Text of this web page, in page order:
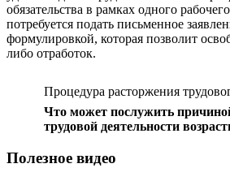
обязательства в рамках одного
потребуется подать письменное
формулировкой, которая позволит
либо отработок.
Процедура расторжения
Что может послужить
трудовой деятельности
Полезное видео